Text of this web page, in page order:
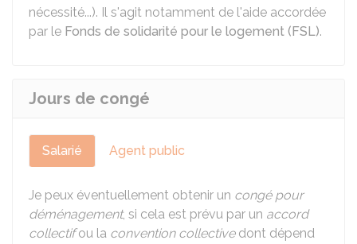
nécessité...). Il s'agit notamment de l'aide accordée
par le Fonds de solidarité pour le logement (FSL).
Jours de congé
Salarié Agent public
Je peux éventuellement obtenir un congé pour
déménagement, si cela est prévu par un accord
collectifou la convention collectivedont dépend